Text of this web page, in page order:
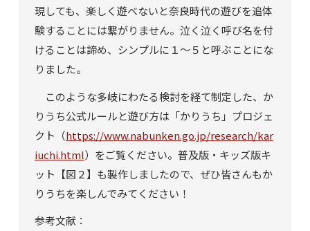
現しても、楽しく遊べないと奈良時代の遊びを追体
験することには繋がりません。泣く泣く呼び名を付
けることは諦め、シンプルに１～５と呼ぶことにな
りました。
このような多岐にわたる検討を経て制定した、か
りうち公式ルールと遊び方は「かりうち」プロジェ
クト（https://www.nabunken.go.jp/research/kar
iuchi.html）をご覧ください。普及版・キッズ版キ
ット【図２】も製作しましたので、ぜひ皆さんもか
りうちを楽しんでみてください！
参考文献：